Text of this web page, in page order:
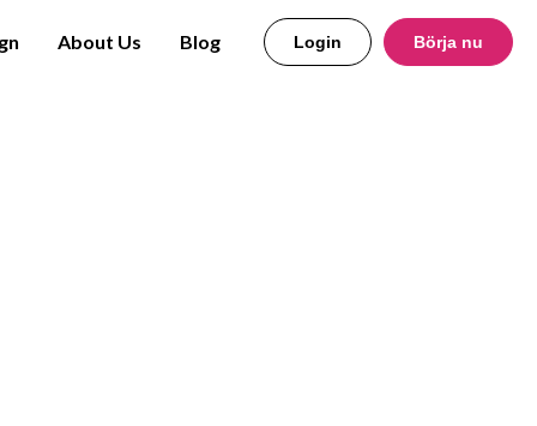
About Us Blog Login Börja nu